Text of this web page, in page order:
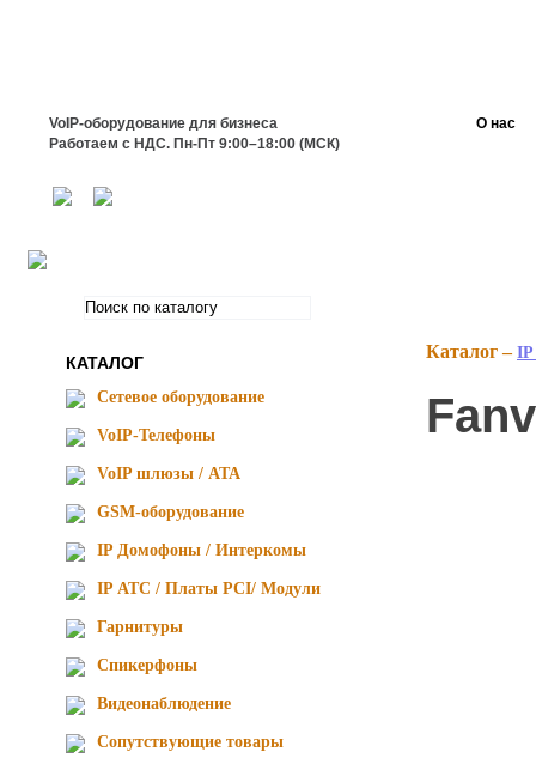
VoIP-оборудование для бизнеса
Работаем с НДС. Пн-Пт 9:00–18:00 (МСК)
О нас
КАТАЛОГ
Сетевое оборудование
VoIP-Телефоны
VoIP шлюзы / ATA
GSM-оборудование
IP Домофоны / Интеркомы
IP АТС / Платы PCI/ Модули
Гарнитуры
Спикерфоны
Видеонаблюдение
Сопутствующие товары
Каталог –